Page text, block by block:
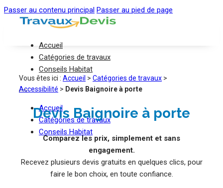
Passer au contenu principal Passer au pied de page
Accueil
Catégories de travaux
Conseils Habitat
Accueil
Catégories de travaux
Conseils Habitat
Vous êtes ici : Accueil > Catégories de travaux >
Accessibilité > Devis Baignoire à porte
Devis Baignoire à porte
Comparez les prix, simplement et sans
engagement.
Recevez plusieurs devis gratuits en quelques clics, pour
faire le bon choix, en toute confiance.